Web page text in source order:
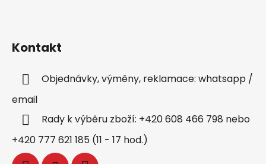
Kontakt
Objednávky, výměny, reklamace: whatsapp /
email
Rady k výběru zboží: +420 608 466 798 nebo
+420 777 621 185 (11 - 17 hod.)